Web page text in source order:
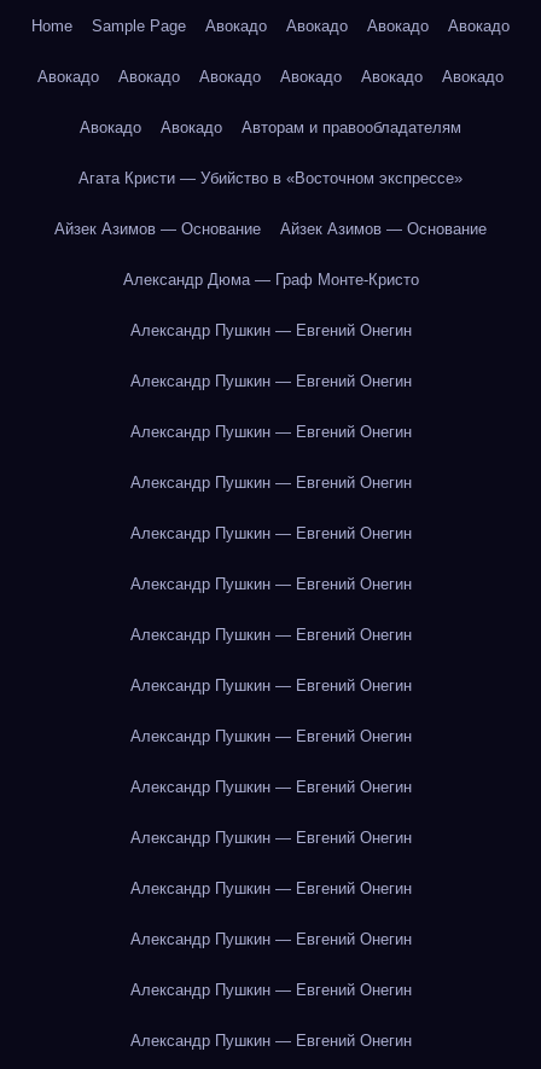
Home Sample Page Авокадо Авокадо Авокадо Авокадо
Авокадо Авокадо Авокадо Авокадо Авокадо Авокадо
Авокадо Авокадо Авторам и правообладателям
Агата Кристи — Убийство в «Восточном экспрессе»
Айзек Азимов — Основание Айзек Азимов — Основание
Александр Дюма — Граф Монте-Кристо
Александр Пушкин — Евгений Онегин
Александр Пушкин — Евгений Онегин
Александр Пушкин — Евгений Онегин
Александр Пушкин — Евгений Онегин
Александр Пушкин — Евгений Онегин
Александр Пушкин — Евгений Онегин
Александр Пушкин — Евгений Онегин
Александр Пушкин — Евгений Онегин
Александр Пушкин — Евгений Онегин
Александр Пушкин — Евгений Онегин
Александр Пушкин — Евгений Онегин
Александр Пушкин — Евгений Онегин
Александр Пушкин — Евгений Онегин
Александр Пушкин — Евгений Онегин
Александр Пушкин — Евгений Онегин